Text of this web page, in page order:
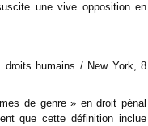
une vive opposition en
humains / New York, 8
de genre » en droit pénal
que cette définition inclue